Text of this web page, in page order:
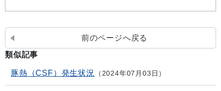
前のページへ戻る
類似記事
豚熱（CSF）発生状況 2024年07月03日